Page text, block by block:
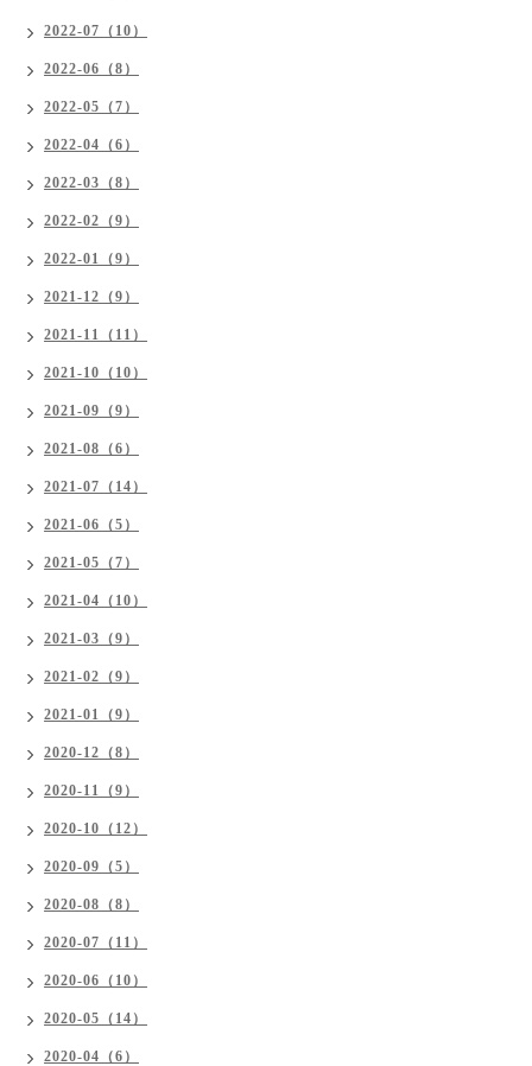
2022-07（10）
2022-06（8）
2022-05（7）
2022-04（6）
2022-03（8）
2022-02（9）
2022-01（9）
2021-12（9）
2021-11（11）
2021-10（10）
2021-09（9）
2021-08（6）
2021-07（14）
2021-06（5）
2021-05（7）
2021-04（10）
2021-03（9）
2021-02（9）
2021-01（9）
2020-12（8）
2020-11（9）
2020-10（12）
2020-09（5）
2020-08（8）
2020-07（11）
2020-06（10）
2020-05（14）
2020-04（6）